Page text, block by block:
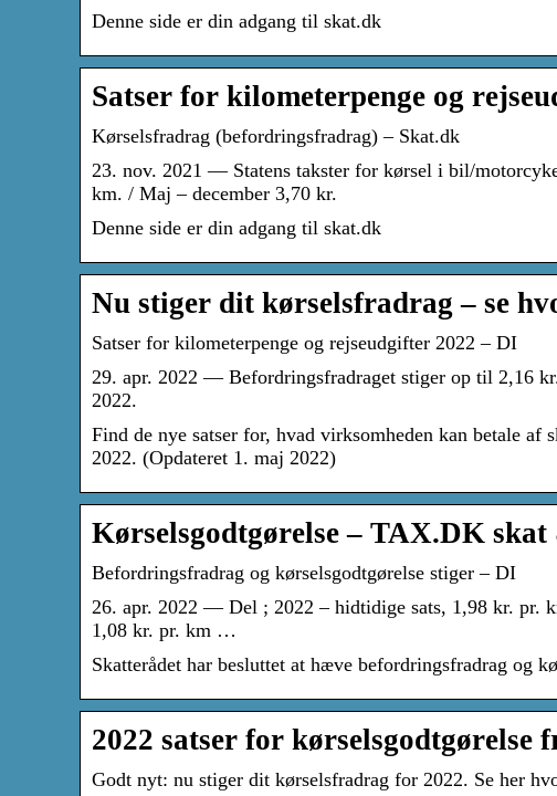
Denne side er din adgang til skat.dk
Satser for kilometerpenge og
Kørselsfradrag (befordringsfradrag) – Skat.dk
23. nov. 2021 — Statens takster for kørsel i bil/
km. / Maj – december 3,70 kr.
Denne side er din adgang til skat.dk
Nu stiger dit kørselsfradrag – se
Satser for kilometerpenge og rejseudgifter 2022 – DI
29. apr. 2022 — Befordringsfradraget stiger op til 2,16
2022.
Find de nye satser for, hvad virksomheden kan betale
2022. (Opdateret 1. maj 2022)
Kørselsgodtgørelse – TAX.DK
Befordringsfradrag og kørselsgodtgørelse stiger – DI
26. apr. 2022 — Del ; 2022 – hidtidige sats, 1,98 kr. pr.
1,08 kr. pr. km …
Skatterådet har besluttet at hæve befordringsfradrag og
2022 satser for kørselsgodtgørelse
Godt nyt: nu stiger dit kørselsfradrag for 2022. Se her